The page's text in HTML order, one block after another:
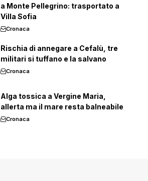
a Monte Pellegrino: trasportato a
Villa Sofia
Cronaca
Rischia di annegare a Cefalù, tre
militari si tuffano e la salvano
Cronaca
Alga tossica a Vergine Maria,
allerta ma il mare resta balneabile
Cronaca